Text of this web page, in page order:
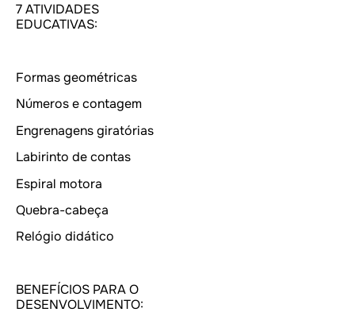
7 ATIVIDADES
EDUCATIVAS:
Formas geométricas
Números e contagem
Engrenagens giratórias
Labirinto de contas
Espiral motora
Quebra-cabeça
Relógio didático
BENEFÍCIOS PARA O
DESENVOLVIMENTO: